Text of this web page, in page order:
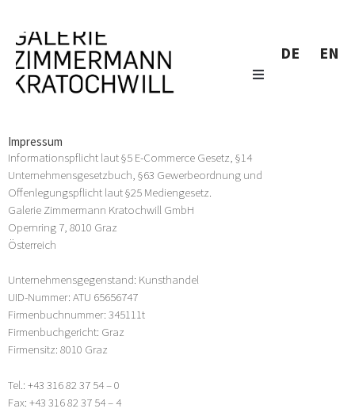
DE EN
Impressum
Informationspflicht laut §5 E-Commerce Gesetz, §14
Unternehmensgesetzbuch, §63 Gewerbeordnung und
Offenlegungspflicht laut §25 Mediengesetz.
Galerie Zimmermann Kratochwill GmbH
Opernring 7, 8010 Graz
Österreich
Unternehmensgegenstand: Kunsthandel
UID-Nummer: ATU 65656747
Firmenbuchnummer: 345111t
Firmenbuchgericht: Graz
Firmensitz: 8010 Graz
Tel.: +43 316 82 37 54 – 0
Fax: +43 316 82 37 54 – 4